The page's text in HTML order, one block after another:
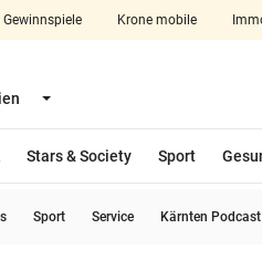
Gewinnspiele Krone mobile
Menü aufklappen
Stars & Society Sport
Sport Service Kärnten Podcast